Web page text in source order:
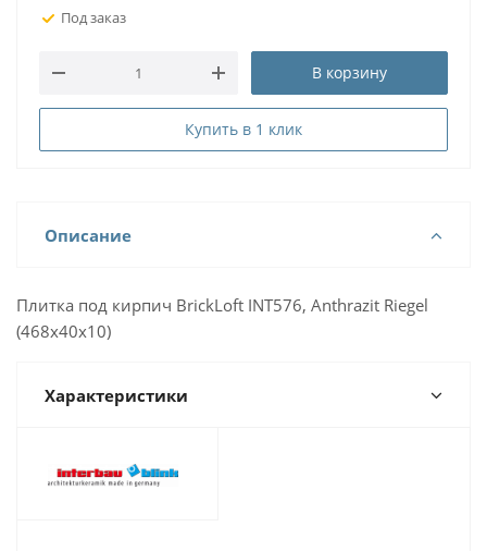
Под заказ
В корзину
Купить в 1 клик
Описание
Плитка под кирпич BrickLoft INT576, Anthrazit Riegel
(468х40х10)
Характеристики